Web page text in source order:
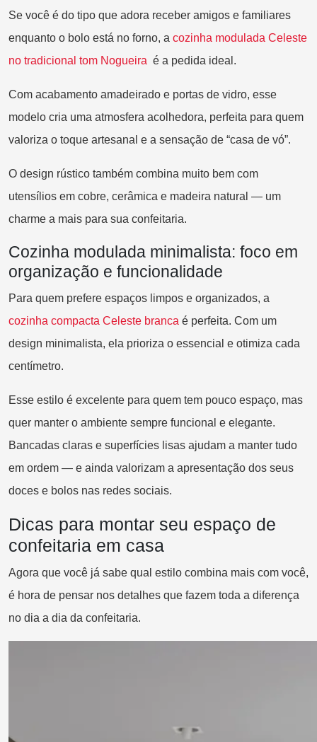
Se você é do tipo que adora receber amigos e familiares
enquanto o bolo está no forno, a cozinha modulada Celeste
no tradicional tom Nogueira é a pedida ideal.
Com acabamento amadeirado e portas de vidro, esse
modelo cria uma atmosfera acolhedora, perfeita para quem
valoriza o toque artesanal e a sensação de “casa de vó”.
O design rústico também combina muito bem com
utensílios em cobre, cerâmica e madeira natural — um
charme a mais para sua confeitaria.
Cozinha modulada minimalista: foco em
organização e funcionalidade
Para quem prefere espaços limpos e organizados, a
cozinha compacta Celeste branca é perfeita. Com um
design minimalista, ela prioriza o essencial e otimiza cada
centímetro.
Esse estilo é excelente para quem tem pouco espaço, mas
quer manter o ambiente sempre funcional e elegante.
Bancadas claras e superfícies lisas ajudam a manter tudo
em ordem — e ainda valorizam a apresentação dos seus
doces e bolos nas redes sociais.
Dicas para montar seu espaço de
confeitaria em casa
Agora que você já sabe qual estilo combina mais com você,
é hora de pensar nos detalhes que fazem toda a diferença
no dia a dia da confeitaria.